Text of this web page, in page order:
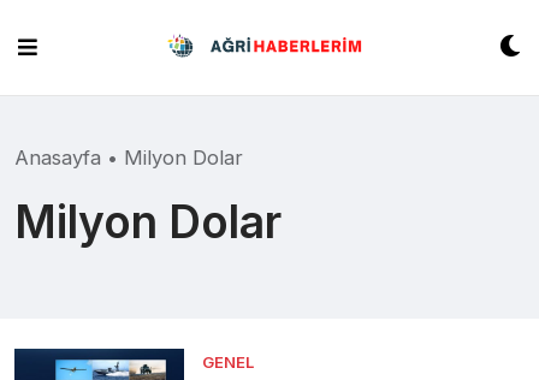
content
Anasayfa • Milyon Dolar
Milyon Dolar
GENEL